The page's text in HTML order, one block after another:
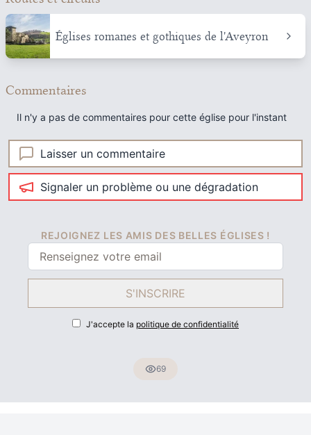
Églises romanes et gothiques de l'Aveyron
Commentaires
Il n'y a pas de commentaires pour cette église pour l'instant
Laisser un commentaire
Signaler un problème ou une dégradation
REJOIGNEZ LES AMIS DES BELLES ÉGLISES !
S'INSCRIRE
J'accepte la politique de confidentialité
69